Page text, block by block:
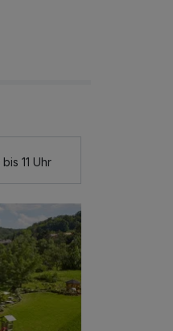
11 Uhr